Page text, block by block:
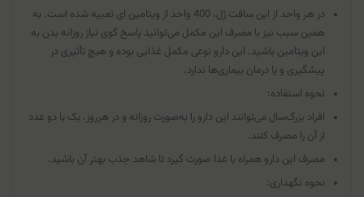
در هر واحد از این سافت ژل، 400 واحد از ویتامین ای تعبیه شده است. به
همین سبب نیز با مصرف این مکمل می‌توانید پاسخ گوی نیاز روزانه بدن به
این ویتامین باشید. این دارو نوعی مکمل غذایی بوده و هیچ تأثیری در
پیشگیری و یا درمان بیماری‌ها ندارد.
نحوه استفاده:
افراد بزرگ‌سال می‌توانند این دارو را به‌صورت روزانه و در هرروز، یک یا دو عدد
از آن را مصرف کنند.
مصرف این دارو همراه با غذا صورت گیرد تا شاهد جذب بهتر آن باشید.
نحوه نگهداری: